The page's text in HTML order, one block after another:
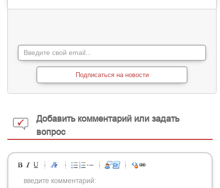
Подписаться на новости
Добавить комментарий или задать
вопрос
-
-
-
-
-
-